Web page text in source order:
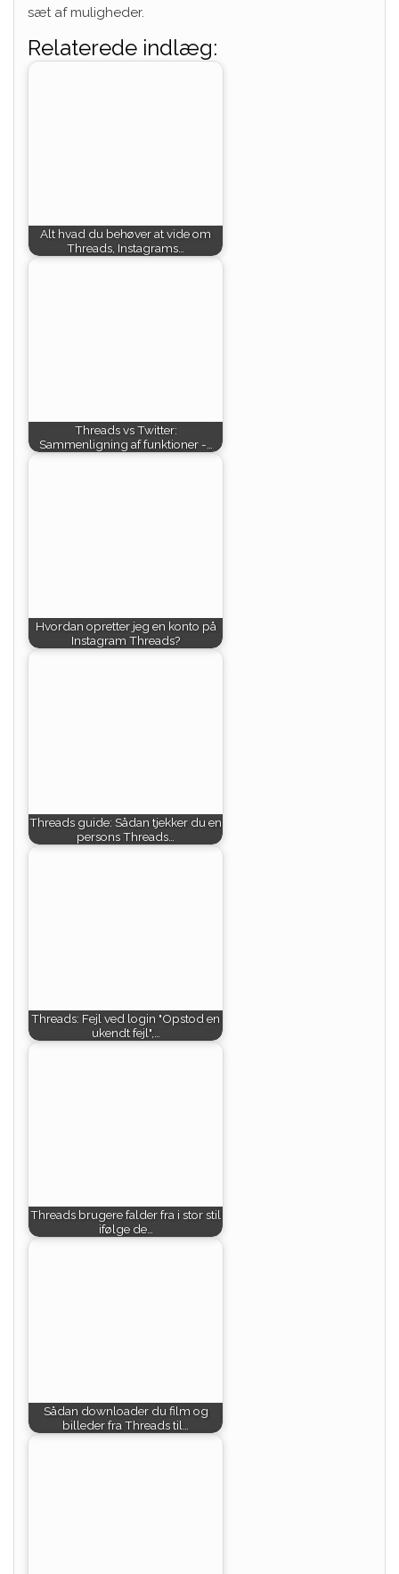
sæt af muligheder.
Relaterede indlæg:
Alt hvad du behøver at vide om
Threads, Instagrams…
Threads vs Twitter:
Sammenligning af funktioner -…
Hvordan opretter jeg en konto på
Instagram Threads?
Threads guide: Sådan tjekker du en
persons Threads…
Threads: Fejl ved login "Opstod en
ukendt fejl",…
Threads brugere falder fra i stor stil
ifølge de…
Sådan downloader du film og
billeder fra Threads til…